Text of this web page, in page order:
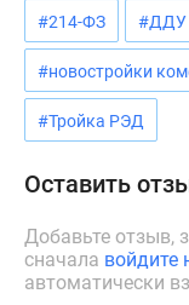
новостроек
Эксперты
авторы
Контакты
сайте
#214-ФЗ #ДДУ
#новостройки
#Тройка РЭД
Оставить
Добавьте отзыв,
сначала войдите
автоматически